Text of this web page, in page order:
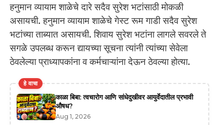
हनुमान व्यायाम शाळेचे दारे सदैव सुरेश भटांसाठी मोकळी
असायची. हनुमान व्यायाम शाळेचे गेस्ट रूम गाडी सदैव सुरेश
भटांच्या ताब्यात असायची. शिवाय सुरेश भटांना लागले सवरले ते
सगळे उपलब्ध करून द्यायच्या सूचना त्यांनी त्यांच्या सेवेला
ठेवलेल्या प्राध्यापकांना व कर्मचाऱ्यांना देऊन ठेवल्या होत्या.
हे वाचा
काळा बिबा: त्वचारोग आणि सांधेदुखीवर आयुर्वेदातील प्रभावी
औषध?
Aug 1, 2026